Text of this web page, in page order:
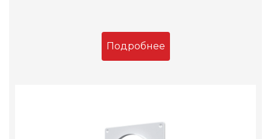
Подробнее